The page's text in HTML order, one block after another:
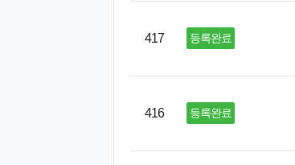
417 등록완료
416 등록완료